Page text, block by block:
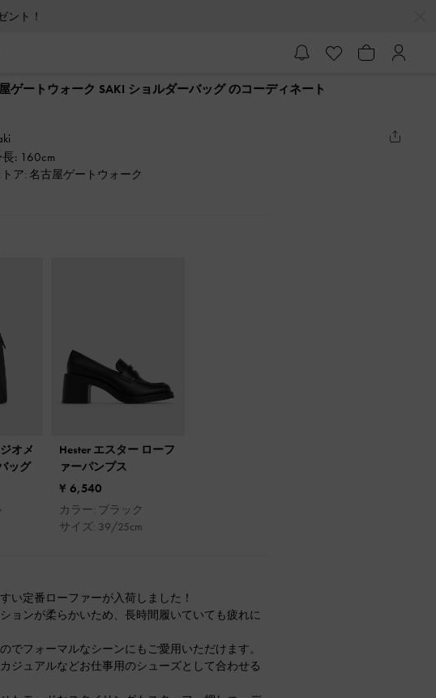
ント！
ゲートウォーク SAKI ショルダーバッグ のコーディネート
: 160cm
ア: 名古屋ゲートウォーク
オメ
ッグ
Hester エスター ローフ
ァーパンプス
¥ 6,540
カラー: ブラック
サイズ: 39/25cm
い定番ローファーが入荷しました！
ョンが柔らかいため、長時間履いていても疲れに
でフォーマルなシーンにもご愛用いただけます。
ジュアルなどお仕事用のシューズとして合わせる